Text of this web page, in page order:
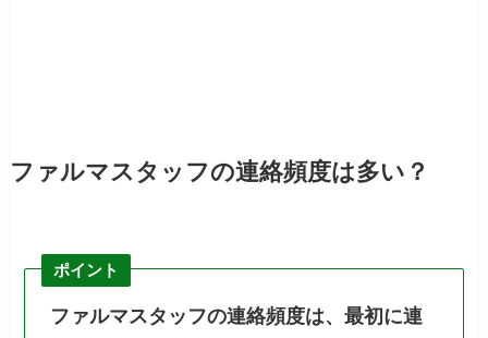
ファルマスタッフの連絡頻度は多い？
ポイント
ファルマスタッフの連絡頻度は、最初に連